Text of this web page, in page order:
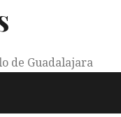
de Guadalajara